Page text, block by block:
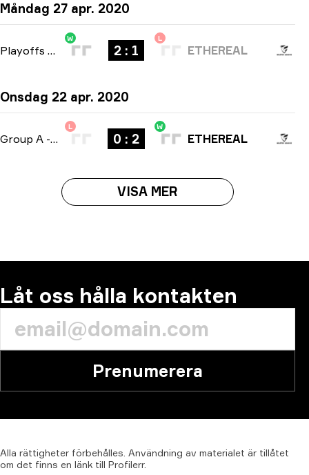
Måndag 27 apr. 2020
Playoffs bo3
W
2 : 1
L
ETHEREAL
Onsdag 22 apr. 2020
Group A - bo3
L
0 : 2
W
ETHEREAL
VISA MER
Låt oss hålla kontakten
Prenumerera
Alla rättigheter förbehålles. Användning av materialet är tillåtet
om det finns en länk till Profilerr.